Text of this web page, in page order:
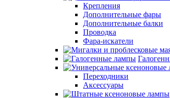
Крепления
Дополнительные фары
Дополнительные балки
Проводка
Фара-искатели
Переходники
Аксессуары